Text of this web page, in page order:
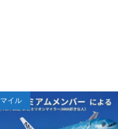
Apple Watch